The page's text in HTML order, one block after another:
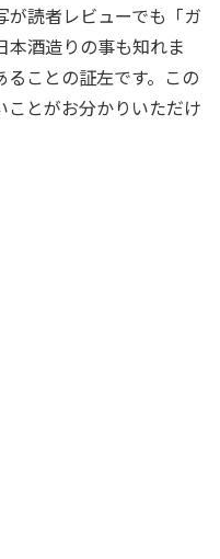
が読者レビューでも「ガ
本酒造りの事も知れま
ことの証左です。この
ことがお分かりいただけ